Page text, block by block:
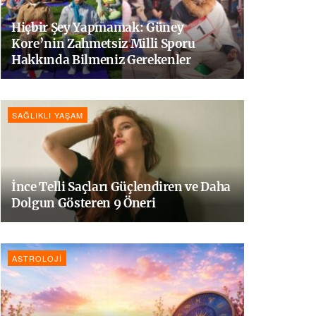
Hiçbir Şey Yapmamak: Güney
Kore’nin Zahmetsiz Milli Sporu
Hakkında Bilmeniz Gerekenler
SAĞLIKLI YAŞAM
İnce Telli Saçları Güçlendiren ve Daha
Dolgun Gösteren 9 Öneri
ASTROLOJI